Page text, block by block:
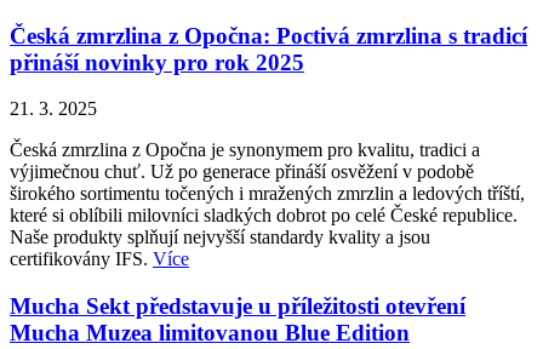
Česká zmrzlina z Opočna: Poctivá zmrzlina s tradicí
přináší novinky pro rok 2025
21. 3. 2025
Česká zmrzlina z Opočna je synonymem pro kvalitu, tradici a
výjimečnou chuť. Už po generace přináší osvěžení v podobě
širokého sortimentu točených i mražených zmrzlin a ledových tříští,
které si oblíbili milovníci sladkých dobrot po celé České republice.
Naše produkty splňují nejvyšší standardy kvality a jsou
certifikovány IFS. Více
Mucha Sekt představuje u příležitosti otevření
Mucha Muzea limitovanou Blue Edition